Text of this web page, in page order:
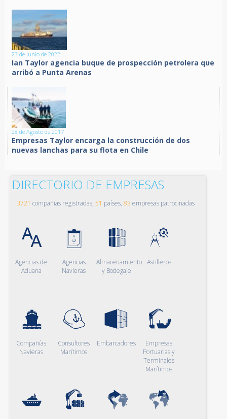
23 de Junio de 2022
Ian Taylor agencia buque de prospección petrolera que
arribó a Punta Arenas
28 de Agosto de 2017
Empresas Taylor encarga la construcción de dos
nuevas lanchas para su flota en Chile
DIRECTORIO DE EMPRESAS
3721 compañías registradas, 51 países, 83 empresas patrocinadas
Agencias de
Aduana
Agencias
Navieras
Almacenamiento
y Bodegaje
Astilleros
Compañías
Navieras
Consultores
Marítimos
Embarcadores
Empresas
Portuarias y
Terminales
Marítimos